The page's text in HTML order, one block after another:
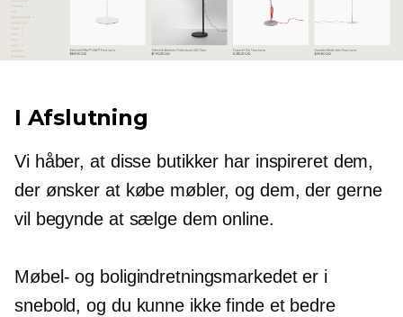
I Afslutning
Vi håber, at disse butikker har inspireret dem,
der ønsker at købe møbler, og dem, der gerne
vil begynde at sælge dem online.
Møbel- og boligindretningsmarkedet er i
snebold, og du kunne ikke finde et bedre